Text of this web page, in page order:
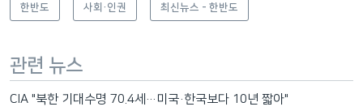
한반도 사회·인권 최신뉴스 - 한반도
관련 뉴스
CIA "북한 기대수명 70.4세…미국·한국보다 10년 짧아"